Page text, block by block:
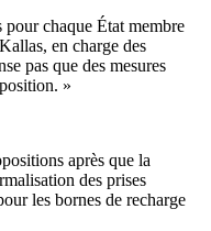
pour chaque État membre
en charge des
pas que des mesures
»
après que la
des prises
les bornes de recharge